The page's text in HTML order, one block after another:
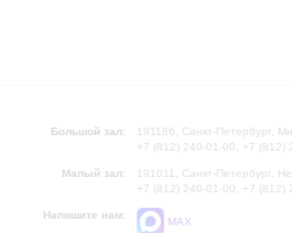
Большой зал:
191186, Санкт-Петербург,
+7 (812) 240-01-00, +7 (812)
Малый зал:
191011, Санкт-Петербург,
+7 (812) 240-01-00, +7 (812)
Напишите нам:
MAX